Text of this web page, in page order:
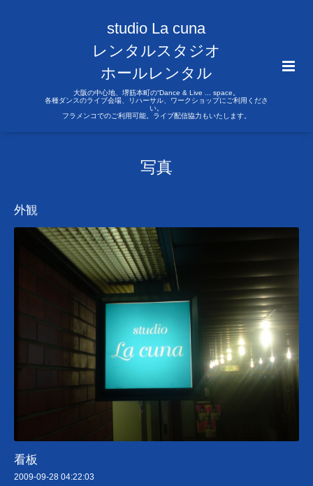
studio La cuna
レンタルスタジオ
ホールレンタル
大阪の中心地、堺筋本町の“Dance & Live ... space。
各種ダンスのライブ会場、リハーサル、ワークショップにご利用くださ
い。
フラメンコでのご利用可能。ライブ配信協力もいたします。
写真
外観
看板
2009-09-28 04:22:03